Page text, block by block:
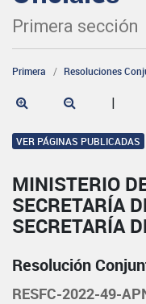
Primera sección
Primera Resoluciones
|
VER PÁGINAS PUBLICADAS
MINISTERIO
SECRETARÍA
SECRETARÍA
Resolución
RESFC-2022-49-